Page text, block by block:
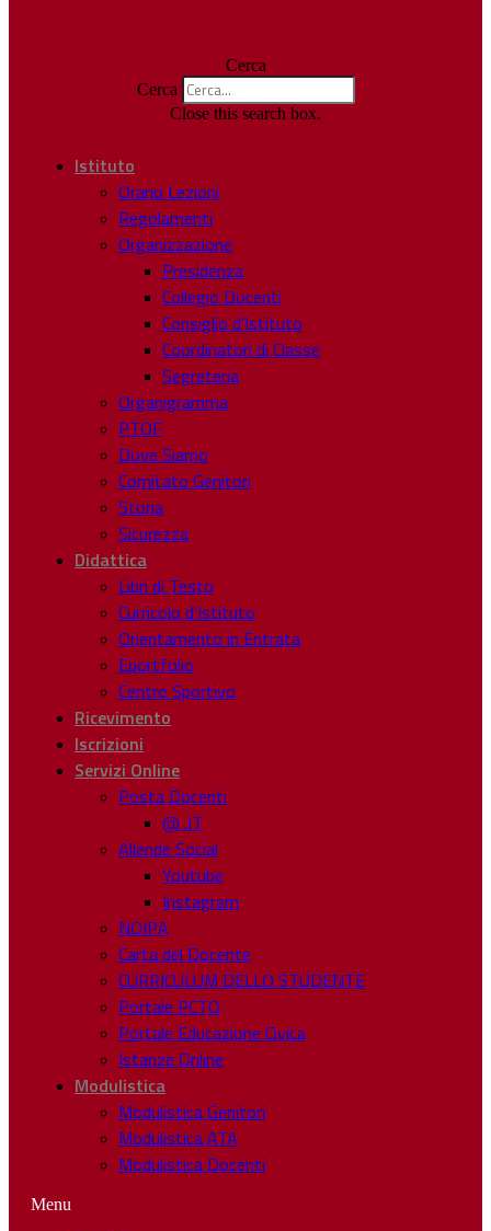
Cerca
Cerca
Close this search box.
Istituto
Orario Lezioni
Regolamenti
Organizzazione
Presidenza
Collegio Docenti
Consiglio d’Istituto
Coordinatori di Classe
Segreteria
Organigramma
PTOF
Dove Siamo
Comitato Genitori
Storia
Sicurezza
Didattica
Libri di Testo
Curricolo d’Istituto
Orientamento in Entrata
Eportfolio
Centro Sportivo
Ricevimento
Iscrizioni
Servizi Online
Posta Docenti
@ .IT
Allende Social
Youtube
Instagram
NOIPA
Carta del Docente
CURRICULUM DELLO STUDENTE
Portale PCTO
Portale Educazione Civica
Istanze Online
Modulistica
Modulistica Genitori
Modulistica ATA
Modulistica Docenti
Menu